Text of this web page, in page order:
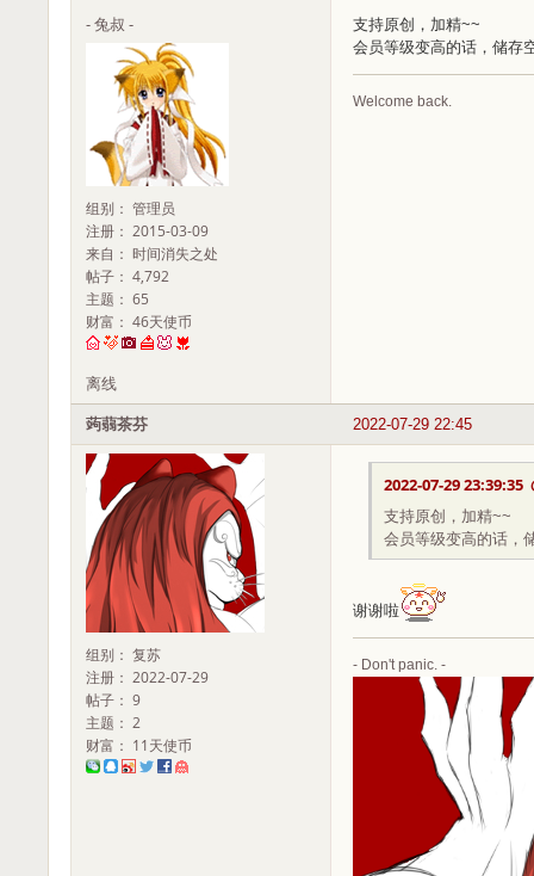
- 兔叔 -
组别： 管理员
注册： 2015-03-09
来自： 时间消失之处
帖子： 4,792
主题： 65
财富： 46天使币
支持原创，加精~~
会员等级变高的话，储存
Welcome back.
离线
2022-07-29 22:45
蒟蒻茶芬
组别： 复苏
注册： 2022-07-29
帖子： 9
主题： 2
财富： 11天使币
2022-07-29 23:39:35
支持原创，加精~~
会员等级变高的话，
谢谢啦
- Don't panic. -